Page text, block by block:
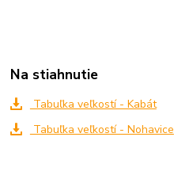
Na stiahnutie
Tabuľka veľkostí - Kabát
Tabuľka veľkostí - Nohavice